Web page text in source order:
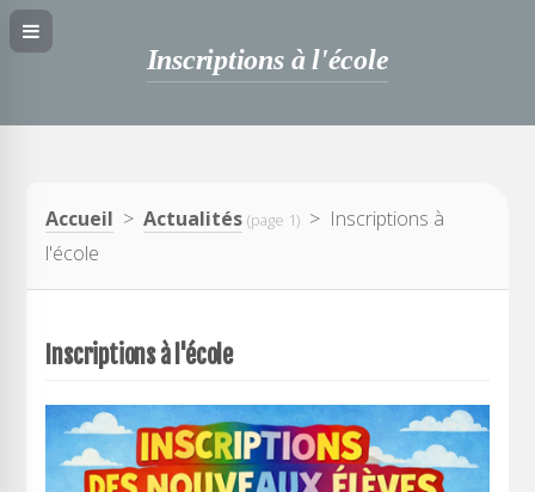
Inscriptions à l'école
Accueil >Actualités (page 1) > Inscriptions à
l'école
Inscriptions à l'école